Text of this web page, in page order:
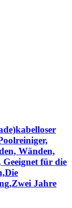
Wänden,
Geeignet für die
Jahre